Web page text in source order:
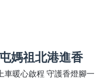
媽祖北港進香
車暖心啟程 守護香燈腳一